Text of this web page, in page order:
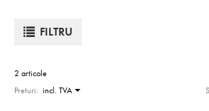
FILTRU
2 articole
Preturi: incl. TVA